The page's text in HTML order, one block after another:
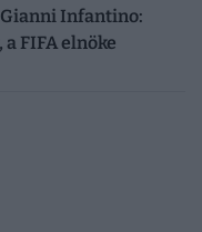
Infantino:
FIFA elnöke